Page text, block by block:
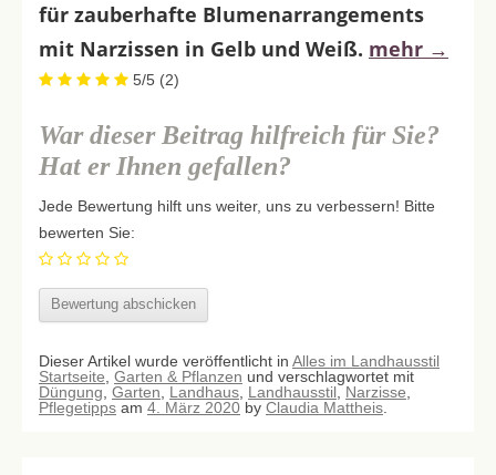
für zauberhafte Blumenarrangements
mit Narzissen in Gelb und Weiß. mehr →
5/5 (2)
War dieser Beitrag hilfreich für Sie?
Hat er Ihnen gefallen?
Jede Bewertung hilft uns weiter, uns zu verbessern! Bitte
bewerten Sie:
Dieser Artikel wurde veröffentlicht in Alles im Landhausstil
Startseite Garten & Pflanzen und verschlagwortet mit
Düngung Garten Landhaus Landhausstil Narzisse
Pflegetipps am 4. März 2020 by Claudia Mattheis